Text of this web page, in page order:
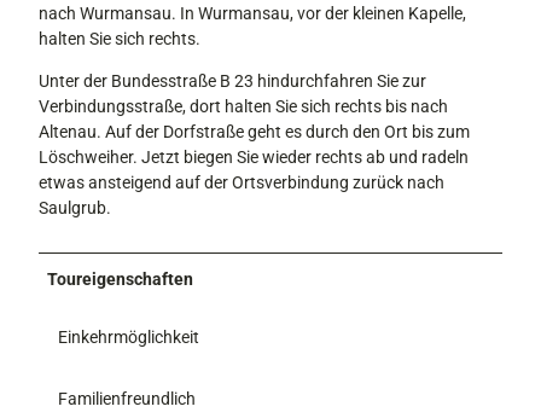
nach Wurmansau. In Wurmansau, vor der kleinen Kapelle,
halten Sie sich rechts.
Unter der Bundesstraße B 23 hindurchfahren Sie zur
Verbindungsstraße, dort halten Sie sich rechts bis nach
Altenau. Auf der Dorfstraße geht es durch den Ort bis zum
Löschweiher. Jetzt biegen Sie wieder rechts ab und radeln
etwas ansteigend auf der Ortsverbindung zurück nach
Saulgrub.
Toureigenschaften
Einkehrmöglichkeit
Familienfreundlich